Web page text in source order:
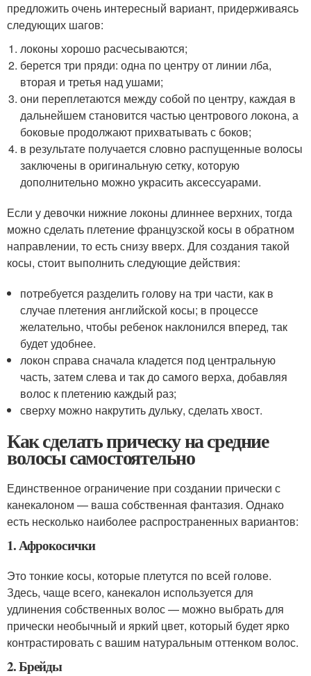
предложить очень интересный вариант, придерживаясь
следующих шагов:
локоны хорошо расчесываются;
берется три пряди: одна по центру от линии лба,
вторая и третья над ушами;
они переплетаются между собой по центру, каждая в
дальнейшем становится частью центрового локона, а
боковые продолжают прихватывать с боков;
в результате получается словно распущенные волосы
заключены в оригинальную сетку, которую
дополнительно можно украсить аксессуарами.
Если у девочки нижние локоны длиннее верхних, тогда
можно сделать плетение французской косы в обратном
направлении, то есть снизу вверх. Для создания такой
косы, стоит выполнить следующие действия:
потребуется разделить голову на три части, как в
случае плетения английской косы; в процессе
желательно, чтобы ребенок наклонился вперед, так
будет удобнее.
локон справа сначала кладется под центральную
часть, затем слева и так до самого верха, добавляя
волос к плетению каждый раз;
сверху можно накрутить дульку, сделать хвост.
Как сделать прическу на средние
волосы самостоятельно
Единственное ограничение при создании прически с
канекалоном — ваша собственная фантазия. Однако
есть несколько наиболее распространенных вариантов:
1. Афрокосички
Это тонкие косы, которые плетутся по всей голове.
Здесь, чаще всего, канекалон используется для
удлинения собственных волос — можно выбрать для
прически необычный и яркий цвет, который будет ярко
контрастировать с вашим натуральным оттенком волос.
2. Брейды